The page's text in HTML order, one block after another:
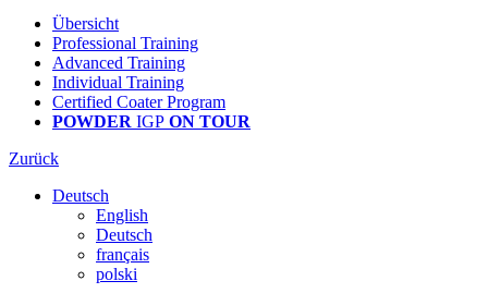
Übersicht
Professional Training
Advanced Training
Individual Training
Certified Coater Program
POWDER IGP ON TOUR
Zurück
Deutsch
English
Deutsch
français
polski